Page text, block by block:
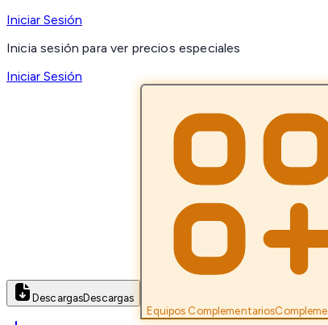
Iniciar Sesión
Inicia sesión para ver precios especiales
Iniciar Sesión
DescargasDescargas
Equipos Complementarios